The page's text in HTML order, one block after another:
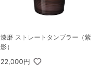
漆磨 ストレートタンブラー（紫
影）
22,000円